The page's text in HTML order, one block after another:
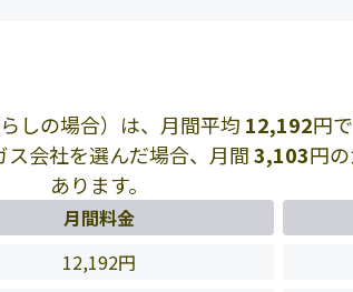
しの場合）は、月間平均 12,192円
会社を選んだ場合、月間3,103円
あります。
月間料金
12,192円